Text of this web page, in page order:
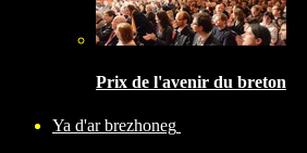
Prix de l'avenir du breton
Ya d'ar brezhoneg